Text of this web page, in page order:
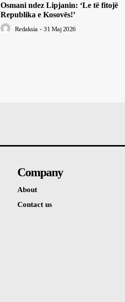
Osmani ndez Lipjanin: ‘Le të fitojë
Republika e Kosovës!’
Redaksia - 31 Maj 2026
Company
About
Contact us